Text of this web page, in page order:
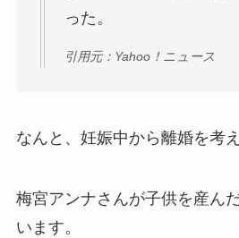
った。
引用元：Yahoo！ニュース
なんと、妊娠中から離婚を考
梅宮アンナさんが子供を産ん
います。